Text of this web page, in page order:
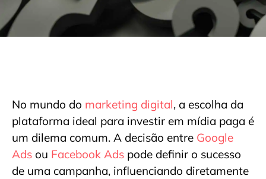
No mundo do marketing digital, a escolha da
plataforma ideal para investir em mídia paga é
um dilema comum. A decisão entre Google
Ads ou Facebook Ads pode definir o sucesso
de uma campanha, influenciando diretamente